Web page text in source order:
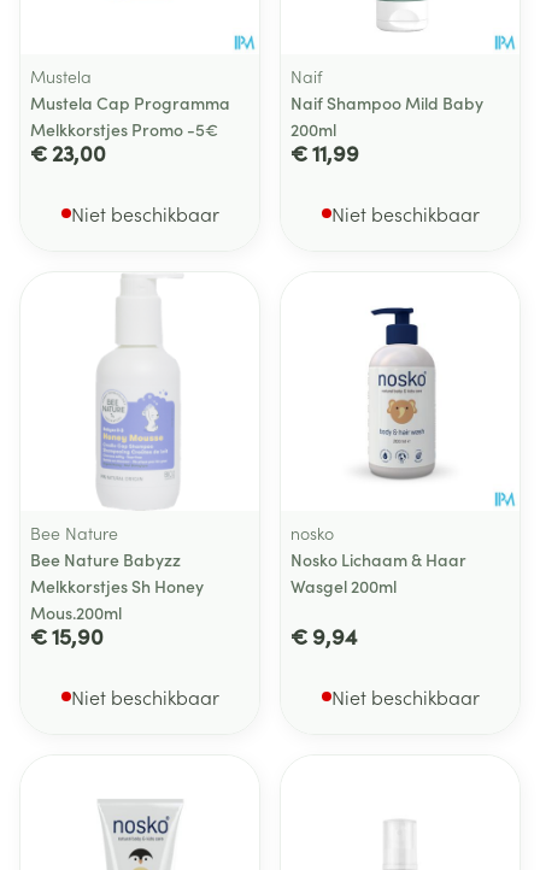
Mustela
Mustela Cap Programma
Melkkorstjes Promo -5€
€ 23,00
Niet beschikbaar
Naif
Naif Shampoo Mild Baby
200ml
€ 11,99
Niet beschikbaar
Bee Nature
Bee Nature Babyzz
Melkkorstjes Sh Honey
Mous.200ml
€ 15,90
Niet beschikbaar
nosko
Nosko Lichaam & Haar
Wasgel 200ml
€ 9,94
Niet beschikbaar